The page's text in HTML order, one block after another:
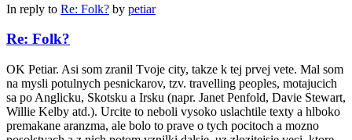
In reply to Re: Folk? by petiar
Re: Folk?
OK Petiar. Asi som zranil Tvoje city, takze k tej prvej vete. Mal som
na mysli potulnych pesnickarov, tzv. travelling peoples, motajucich
sa po Anglicku, Skotsku a Irsku (napr. Janet Penfold, Davie Stewart,
Willie Kelby atd.). Urcite to neboli vysoko uslachtile texty a hlboko
premakane aranzma, ale bolo to prave o tych pocitoch a mozno